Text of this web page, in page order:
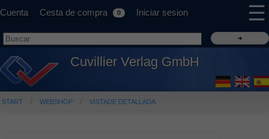
Cuenta Cesta de compra 0 Iniciar sesion ☰
Cuvillier Verlag GmbH
START WEBSHOP VISTADE DETALLADA